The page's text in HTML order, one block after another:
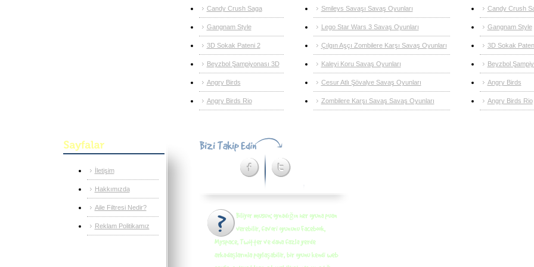
Candy Crush Saga
Gangnam Style
3D Sokak Pateni 2
Beyzbol Şampiyonası 3D
Angry Birds
Angry Birds Rio
Smileys Savaşı Savaş Oyunları
Lego Star Wars 3 Savaş Oyunları
Çılgın Aşçı Zombilere Karşı Savaş Oyunları
Kaleyi Koru Savaş Oyunları
Cesur Atlı Şövalye Savaş Oyunları
Zombilere Karşı Savaş Savaş Oyunları
Candy Crush
Gangnam Style
3D Sokak
Beyzbol
Angry Birds
Angry Birds Rio
İletişim
Hakkımızda
Aile Filtresi Nedir?
Reklam Politikamız